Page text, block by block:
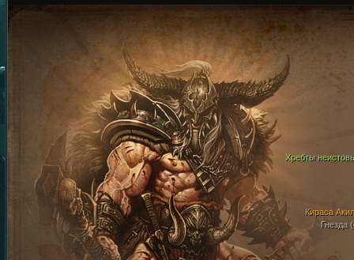
Кираса
Гнезда
Хребты